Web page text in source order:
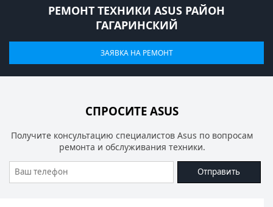
РЕМОНТ ТЕХНИКИ ASUS РАЙОН
ГАГАРИНСКИЙ
ЗАЯВКА НА РЕМОНТ
СПРОСИТЕ ASUS
Получите консультацию специалистов Asus по вопросам
ремонта и обслуживания техники.
Отправить